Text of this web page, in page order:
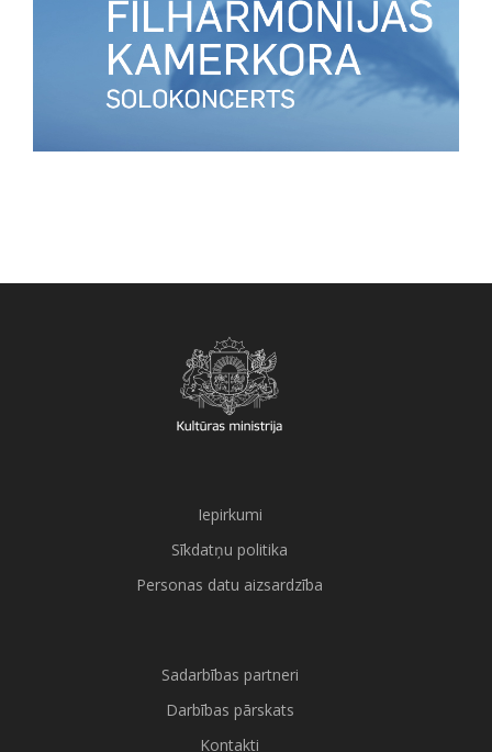
Iepirkumi
Sīkdatņu politika
Personas datu aizsardzība
Sadarbības partneri
Darbības pārskats
Kontakti